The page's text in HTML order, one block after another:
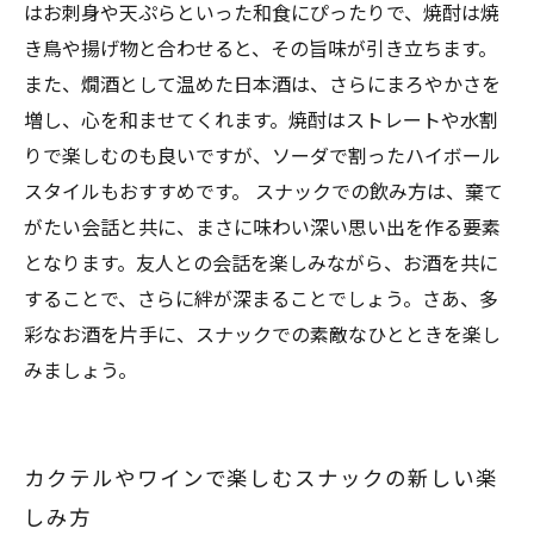
はお刺身や天ぷらといった和食にぴったりで、焼酎は焼
き鳥や揚げ物と合わせると、その旨味が引き立ちます。
また、燗酒として温めた日本酒は、さらにまろやかさを
増し、心を和ませてくれます。焼酎はストレートや水割
りで楽しむのも良いですが、ソーダで割ったハイボール
スタイルもおすすめです。 スナックでの飲み方は、棄て
がたい会話と共に、まさに味わい深い思い出を作る要素
となります。友人との会話を楽しみながら、お酒を共に
することで、さらに絆が深まることでしょう。さあ、多
彩なお酒を片手に、スナックでの素敵なひとときを楽し
みましょう。
カクテルやワインで楽しむスナックの新しい楽
しみ方